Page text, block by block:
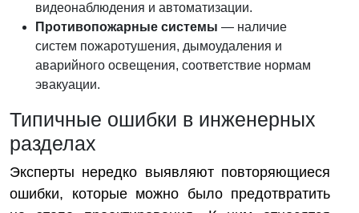
видеонаблюдения и автоматизации.
Противопожарные системы — наличие
систем пожаротушения, дымоудаления и
аварийного освещения, соответствие нормам
эвакуации.
Типичные ошибки в инженерных
разделах
Эксперты нередко выявляют повторяющиеся
ошибки, которые можно было предотвратить